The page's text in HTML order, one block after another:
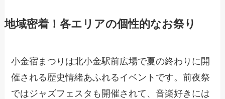
地域密着！各エリアの個性的なお祭り
小金宿まつりは北小金駅前広場で夏の終わりに開
催される歴史情緒あふれるイベントです。前夜祭
ではジャズフェスタも開催されて、音楽好きには